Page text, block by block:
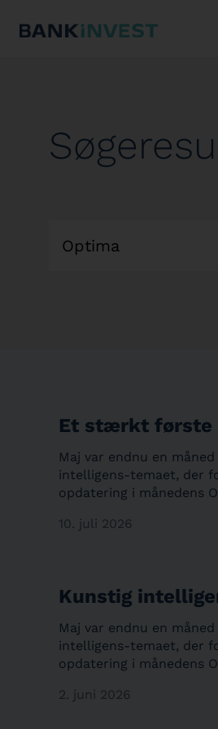
Et stærkt første
Maj var endnu en
intelligens-temaet, der
opdatering i månedens
10. juli 2026
Kunstig
Maj var endnu en
intelligens-temaet, der
opdatering i månedens
2. juni 2026